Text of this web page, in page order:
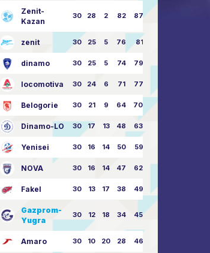
Zenit-
Kazan
30 28 2 82 87:24
zenit 30 25 5 76 81:21
dinamo 30 25 5 74 79:26
locomotiva 30 24 6 71 77:33
Belogorie 30 21 9 64 70:40
Dinamo-LO 30 17 13 48 63:57
Yenisei 30 16 14 50 59:53
NOVA 30 16 14 47 62:58
Fakel 30 13 17 38 49:62
Gazprom-
Yugra
30 12 18 34 45:63
Amaro 30 10 20 28 46:73